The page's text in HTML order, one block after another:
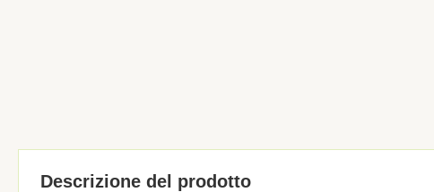
Descrizione del prodotto